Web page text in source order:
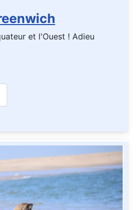
et l'Ouest ! Adieu